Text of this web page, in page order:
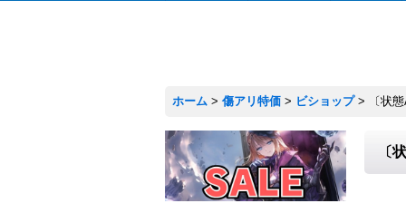
ホーム > 傷アリ特価 > ビショップ > 〔状
〔